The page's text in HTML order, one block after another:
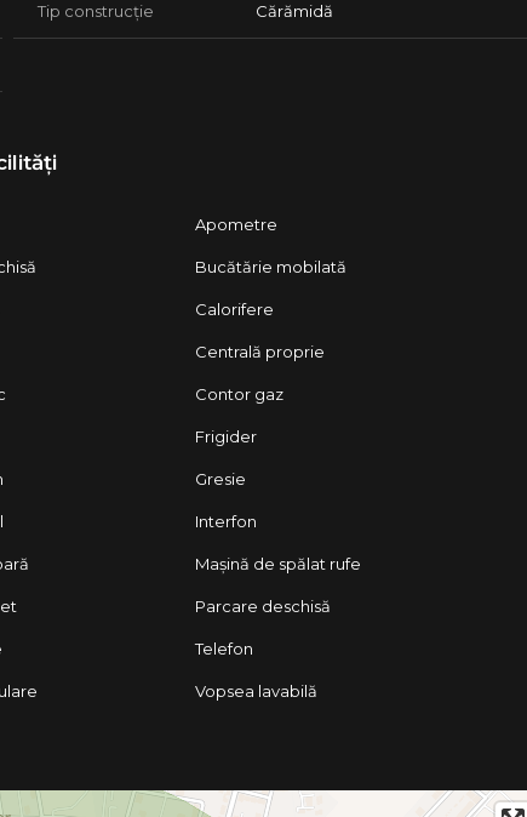
Tip construcție Cărămidă
Apometre
Bucătărie mobilată
Calorifere
Centrală proprie
Contor gaz
Frigider
Gresie
Interfon
Mașină de spălat rufe
Parcare deschisă
Telefon
Vopsea lavabilă